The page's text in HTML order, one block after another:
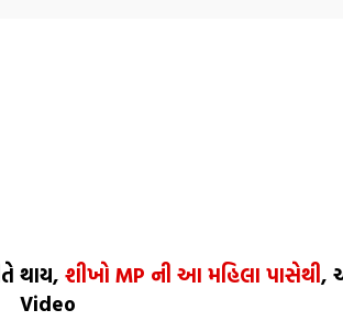
થાય, શીખો MP ની આ મહિલા પાસેથી,
Video